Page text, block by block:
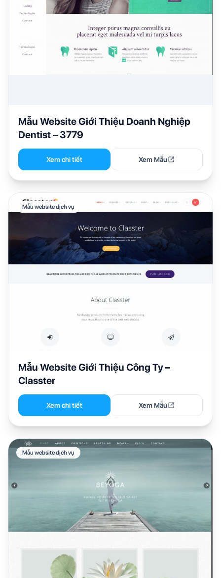
Mẫu Website Giới Thiệu Doanh Nghiệp
Dentist – 3779
Xem chi tiết Xem Mẫu
Mẫu website dịch vụ
Mẫu Website Giới Thiệu Công Ty –
Classter
Xem chi tiết Xem Mẫu
Mẫu website dịch vụ